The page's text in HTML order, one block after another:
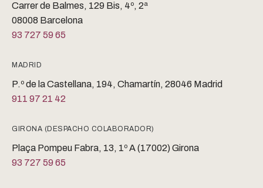
Carrer de Balmes, 129 Bis, 4º, 2ª
08008 Barcelona
93 727 59 65
MADRID
P.º de la Castellana, 194, Chamartín, 28046 Madrid
911 97 21 42
GIRONA (DESPACHO COLABORADOR)
Plaça Pompeu Fabra, 13, 1º A (17002) Girona
93 727 59 65